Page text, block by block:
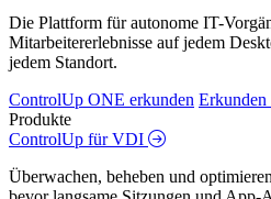
Die Plattform für autonome IT-
Mitarbeitererlebnisse auf jedem
jedem Standort.
ControlUp ONE erkunden Erkunden
Produkte
ControlUp für VDI
Überwachen, beheben und